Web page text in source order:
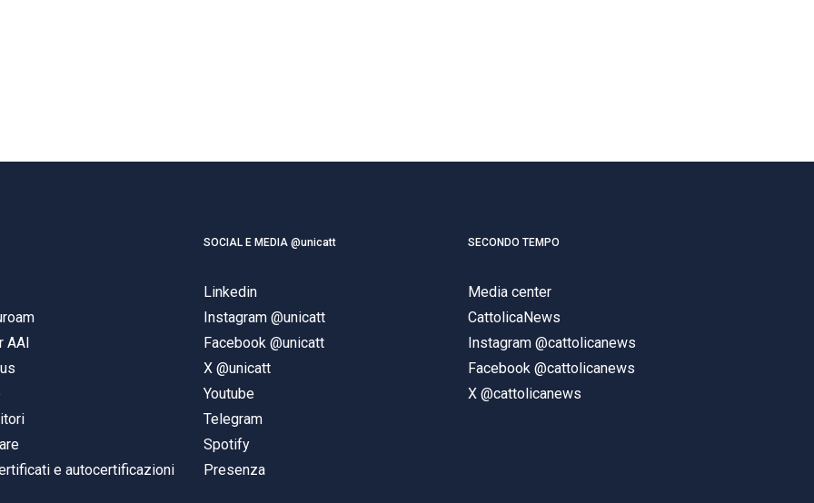
AAI
e autocertificazioni
SOCIAL E MEDIA @unicatt
Linkedin
Instagram @unicatt
Facebook @unicatt
X @unicatt
Youtube
Telegram
Spotify
Presenza
SECONDO TEMPO
Media center
CattolicaNews
Instagram @cattolicanews
Facebook @cattolicanews
X @cattolicanews